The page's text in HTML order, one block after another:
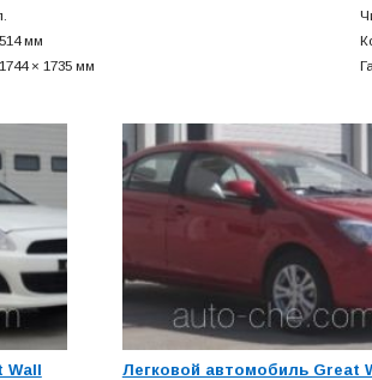
мм
× 1735 мм
Wall
Легковой автомобиль Great